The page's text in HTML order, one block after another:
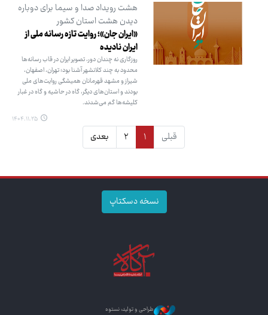
هشت رویداد صدا و سیما برای دوباره
دیدن هشت استان کشور
«ایران جان»؛ روایت تازه رسانه ملی از
ایران نادیده
روزگاری نه چندان دور، تصویر ایران در قاب رسانه‌ها
محدود به چند کلانشهر آشنا بود؛ تهران، اصفهان،
شیراز و مشهد قهرمانان همیشگی روایت‌های ملی
بودند و استان‌های دیگر، گاه در حاشیه و گاه در غبار
کلیشه‌ها گم می‌شدند.
۱۴۰۴.۱۱.۲۵
قبلی ۱ ۲ بعدی
نسخه دسکتاپ
طراحی و تولید: نستوه